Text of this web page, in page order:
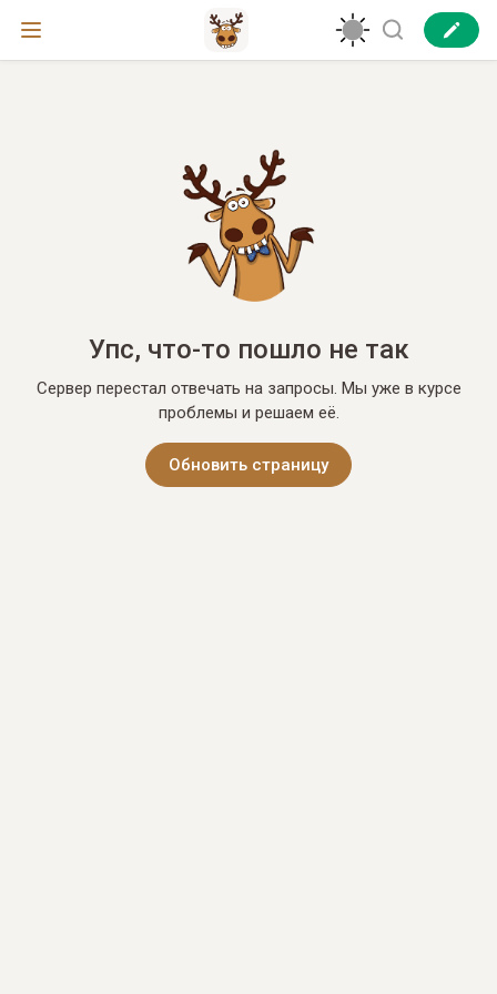
Упс, что-то пошло не так
Сервер перестал отвечать на запросы. Мы уже в курсе
проблемы и решаем её.
Обновить страницу